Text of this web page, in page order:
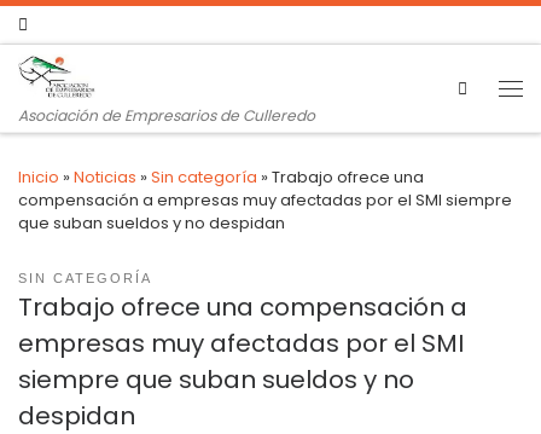
Asociación de Empresarios de Culleredo
Search
Inicio »Noticias »Sin categoría »Trabajo ofrece una
compensación a empresas muy afectadas por el SMI siempre
que suban sueldos y no despidan
SIN CATEGORÍA
Trabajo ofrece una compensación a
empresas muy afectadas por el SMI
siempre que suban sueldos y no
despidan